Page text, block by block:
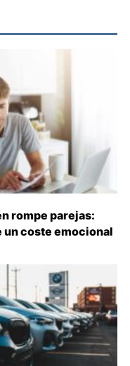
rompe parejas:
un coste emocional